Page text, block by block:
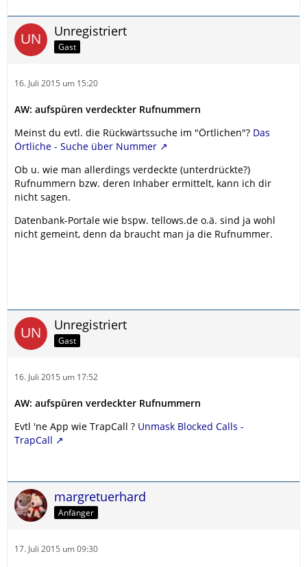
Unregistriert
Gast
16. Juli 2015 um 15:20
AW: aufspüren verdeckter Rufnummern
Meinst du evtl. die Rückwärtssuche im "Örtlichen"? Das
Örtliche - Suche über Nummer
Ob u. wie man allerdings verdeckte (unterdrückte?)
Rufnummern bzw. deren Inhaber ermittelt, kann ich dir
nicht sagen.
Datenbank-Portale wie bspw. tellows.de o.ä. sind ja wohl
nicht gemeint, denn da braucht man ja die Rufnummer.
Unregistriert
Gast
16. Juli 2015 um 17:52
AW: aufspüren verdeckter Rufnummern
Evtl 'ne App wie TrapCall ? Unmask Blocked Calls -
TrapCall
margretuerhard
Anfänger
17. Juli 2015 um 09:30